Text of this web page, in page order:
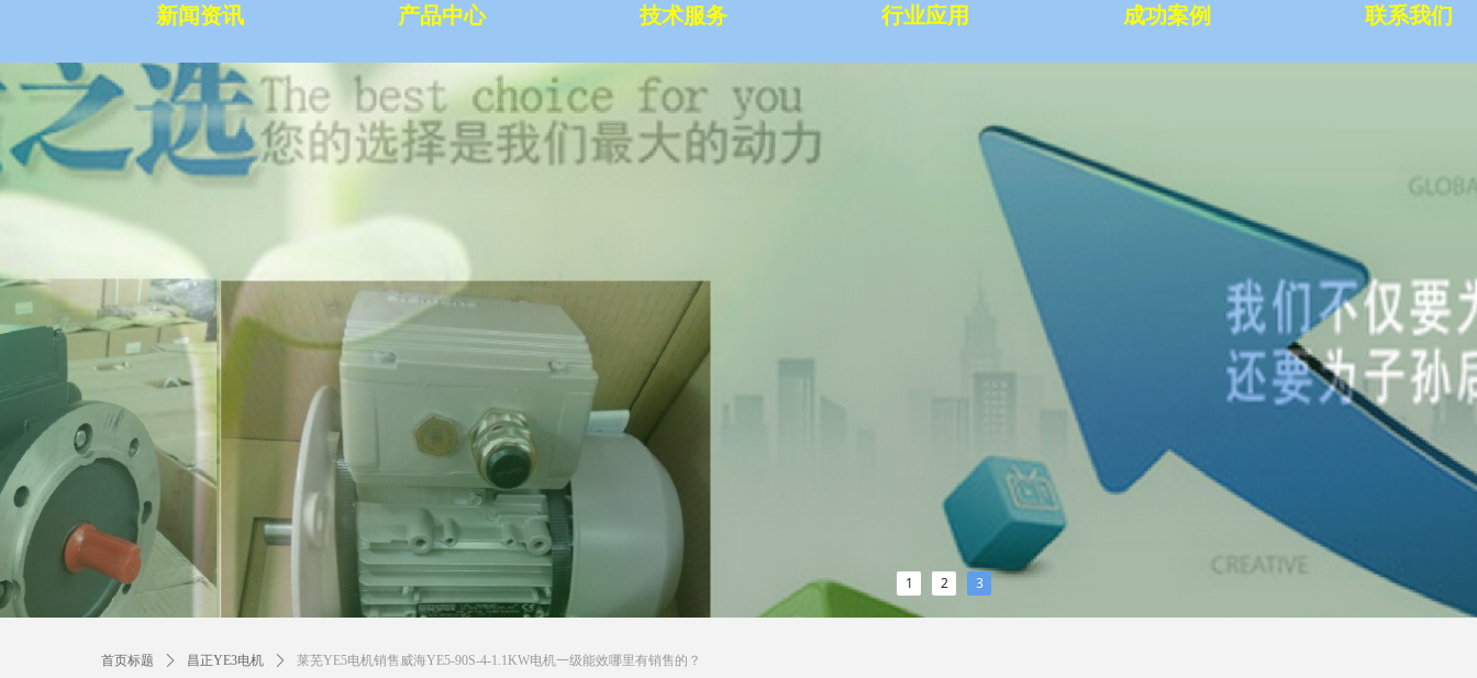
新闻资讯 产品中心 技术服务 行业应用 成功案例 联系我们
1 2 3
首页标题 ꄲ 昌正YE3电机 ꄲ 莱芜YE5电机销售威海YE5-90S-4-1.1KW电机一级能效哪里有销售的？